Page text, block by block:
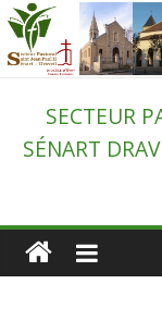
Passer
au
contenu
de
SECTEUR
SÉNART